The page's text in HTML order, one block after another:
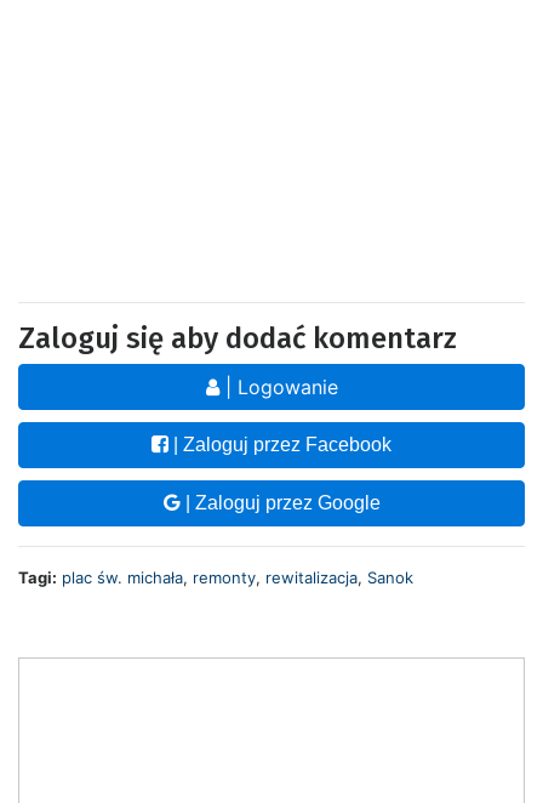
Zaloguj się aby dodać komentarz
| Logowanie
| Zaloguj przez Facebook
| Zaloguj przez Google
Tagi: plac św. michała, remonty, rewitalizacja, Sanok